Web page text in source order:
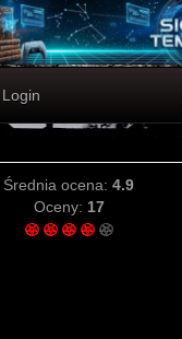
Login
Średnia ocena: 4.9
Oceny: 17